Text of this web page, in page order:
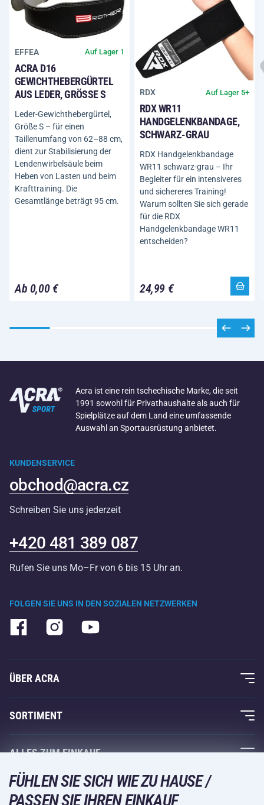
EFFEA Auf Lager 1
ACRA D16
GEWICHTHEBERGÜRTEL
AUS LEDER, GRÖSSE S
Leder-Gewichthebergürtel,
Größe S – für einen
Taillenumfang von 62–88 cm,
dient zur Stabilisierung der
Lendenwirbelsäule beim
Heben von Lasten und beim
Krafttraining. Die
Gesamtlänge beträgt 95 cm.
Ab 0,00 €
RDX Auf Lager 5+
RDX WR11
HANDGELENKBANDAGE,
SCHWARZ-GRAU
RDX Handgelenkbandage
WR11 schwarz-grau – Ihr
Begleiter für ein intensiveres
und sichereres Training!
Warum sollten Sie sich gerade
für die RDX
Handgelenkbandage WR11
entscheiden?
24,99 €
Acra ist eine rein tschechische Marke, die seit
1991 sowohl für Privathaushalte als auch für
Spielplätze auf dem Land eine umfassende
Auswahl an Sportausrüstung anbietet.
FOLGEN SIE UNS IN DEN SOZIALEN NETZWERKEN
KUNDENSERVICE
obchod@acra.cz
Schreiben Sie uns jederzeit
+420 481 389 087
Rufen Sie uns Mo–Fr von 6 bis 15 Uhr an.
ÜBER ACRA
Über uns
Acra-Garantie
Kontakte
Großhandel
Einkaufsratgeber
SORTIMENT
Fitness und Krafttraining
Racketsportarten
Wintersport
ALLES ZUM EINKAUF
Acra-Garantie
FÜHLEN SIE SICH WIE ZU HAUSE /
PASSEN SIE IHREN EINKAUF